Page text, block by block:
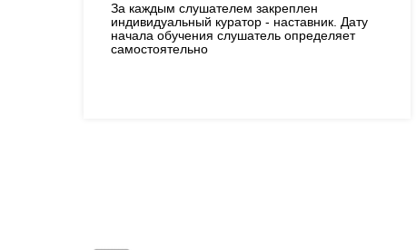
За каждым слушателем закреплен
индивидуальный куратор - наставник. Дату
начала обучения слушатель определяет
самостоятельно